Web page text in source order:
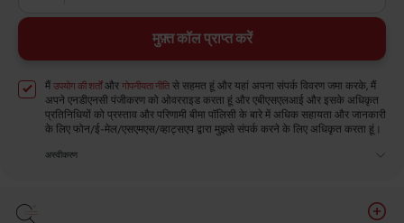
मुफ़्त कॉल प्राप्त करें
मैं उपयोग की शर्तोंऔर गोपनीयता नीति से सहमत हूं और यहां अपना संपर्क विवरण जमा करके, मैं
अपने एनडीएनसी पंजीकरण को ओवरराइड करता हूं और एबीएसएलआई और इसके अधिकृत
प्रतिनिधियों को प्रस्ताव और परिणामी बीमा पॉलिसी के बारे में अधिक सहायता और जानकारी
के लिए फोन/ई-मेल/एसएमएस/व्हाट्सएप द्वारा मुझसे संपर्क करने के लिए अधिकृत करता हूं।
अस्वीकरण